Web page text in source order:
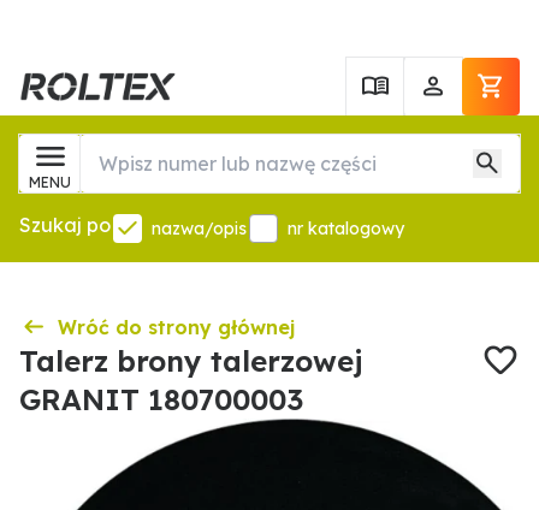
MENU
Szukaj po nazwa/opis nr katalogowy
Wróć do strony głównej
Talerz brony talerzowej
GRANIT 180700003